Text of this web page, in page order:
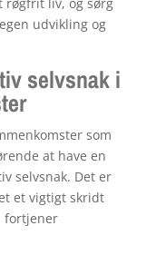
udvikling og
selvsnak i
som
at have en
selvsnak. Det er
et vigtigt skridt
fortjener